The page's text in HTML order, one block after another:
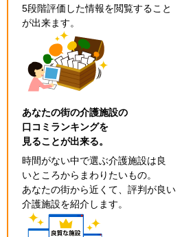
5段階評価した情報を閲覧すること
が出来ます。
あなたの街の介護施設の
口コミランキングを
見ることが出来る。
時間がない中で選ぶ介護施設は良
いところからまわりたいもの。
あなたの街から近くて、評判が良い
介護施設を紹介します。